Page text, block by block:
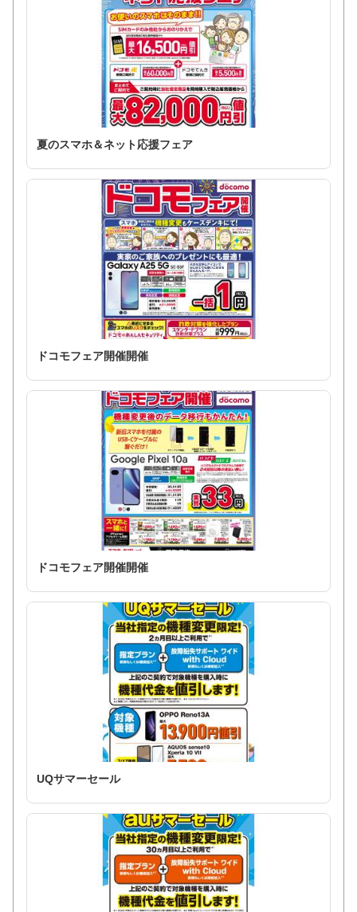
夏のスマホ＆ネット応援フェア
ドコモフェア開催開催
ドコモフェア開催開催
UQサマーセール